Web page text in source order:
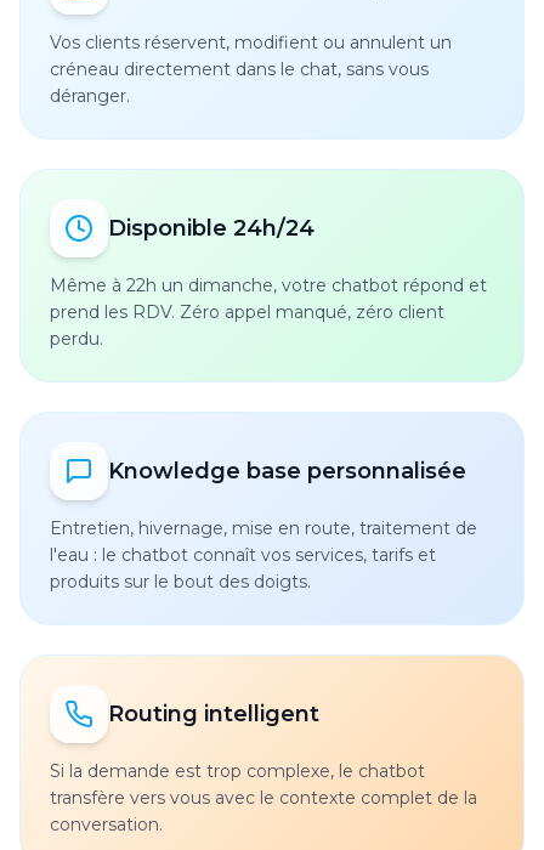
Vos clients réservent, modifient ou annulent un
créneau directement dans le chat, sans vous
déranger.
Disponible 24h/24
Même à 22h un dimanche, votre chatbot répond et
prend les RDV. Zéro appel manqué, zéro client
perdu.
Knowledge base personnalisée
Entretien, hivernage, mise en route, traitement de
l'eau : le chatbot connaît vos services, tarifs et
produits sur le bout des doigts.
Routing intelligent
Si la demande est trop complexe, le chatbot
transfère vers vous avec le contexte complet de la
conversation.